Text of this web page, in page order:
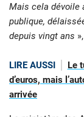
Mais cela dévoile
publique,
depuis vingt ans
LIRE AUSSI
Le
d’euros, mais
arrivée